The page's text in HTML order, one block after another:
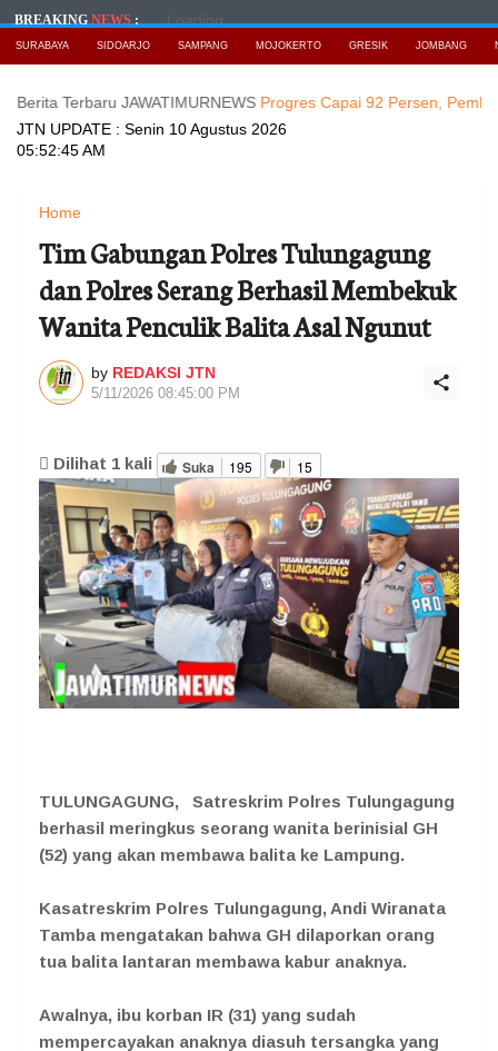
BREAKINGNEWS: Loading...
SURABAYA SIDOARJO SAMPANG MOJOKERTO GRESIK JOMBANG
JAWATIMURNEWSProgres Capai 92 Persen, Pembangunan
JTN UPDATE : Senin 10 Agustus 2026
05:52:47 AM
Home
Tim Gabungan Polres Tulungagung
dan Polres Serang Berhasil Membekuk
Wanita Penculik Balita Asal Ngunut
by REDAKSI JTN
5/11/2026 08:45:00 PM
Dilihat 1 kali Suka 195 15
TULUNGAGUNG, Satreskrim Polres Tulungagung
berhasil meringkus seorang wanita berinisial GH
(52) yang akan membawa balita ke Lampung.
Kasatreskrim Polres Tulungagung, Andi Wiranata
Tamba mengatakan bahwa GH dilaporkan orang
tua balita lantaran membawa kabur anaknya.
Awalnya, ibu korban IR (31) yang sudah
mempercayakan anaknya diasuh tersangka yang